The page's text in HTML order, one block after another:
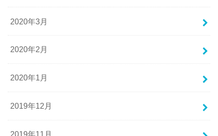
2020年3月
2020年2月
2020年1月
2019年12月
2019年11月